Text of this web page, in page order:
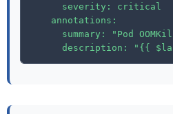
      severity: critical
    annotations:
summary: "Pod